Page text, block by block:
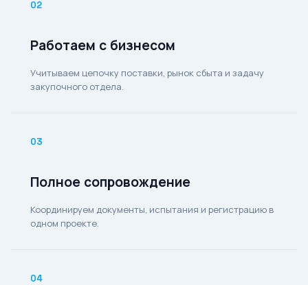
02
Работаем с бизнесом
Учитываем цепочку поставки, рынок сбыта и задачу
закупочного отдела.
03
Полное сопровождение
Координируем документы, испытания и регистрацию в
одном проекте.
04